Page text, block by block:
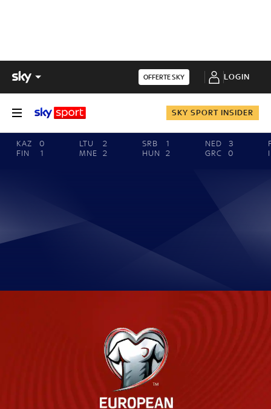
OFFERTE SKY LOGIN
SKY SPORT INSIDER
KAZ
0
FIN
1
LTU
2
MNE
2
SRB
1
HUN
2
NED
3
GRC
0